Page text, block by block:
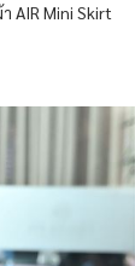
AIR Mini Skirt